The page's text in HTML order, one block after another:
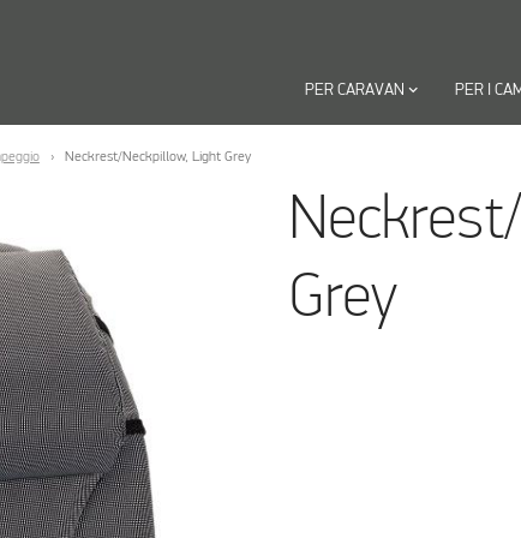
PER CARAVAN keyboard_arrow_down PER I
Neckrest/Neckpillow, Light Grey
Grey